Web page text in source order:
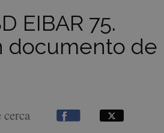
EIBAR 75.
documento de